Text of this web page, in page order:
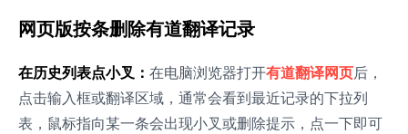
网页版按条删除有道翻译记录
在历史列表点小叉： 在电脑浏览器打开有道翻译网页后，
点击输入框或翻译区域，通常会看到最近记录的下拉列
表，鼠标指向某一条会出现小叉或删除提示，点一下即可